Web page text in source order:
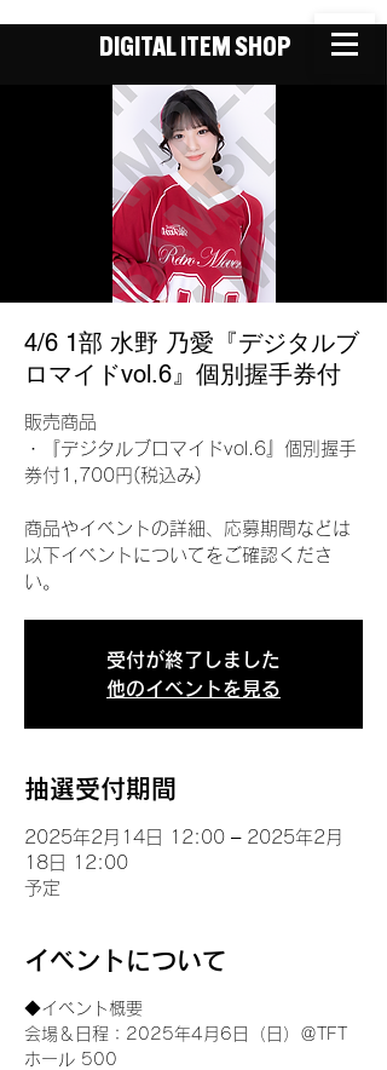
DIGITAL ITEM SHOP
4/6 1部 水野 乃愛『デジタルブ
ロマイドvol.6』個別握手券付
販売商品
・『デジタルブロマイドvol.6』個別握手
券付1,700円(税込み)
商品やイベントの詳細、応募期間などは
以下イベントについてをご確認くださ
い。
受付が終了しました
他のイベントを見る
抽選受付期間
2025年2月14日 12:00 – 2025年2月
18日 12:00
予定
イベントについて
◆イベント概要
会場＆日程：2025年4月6日（日）＠TFT
ホール 500